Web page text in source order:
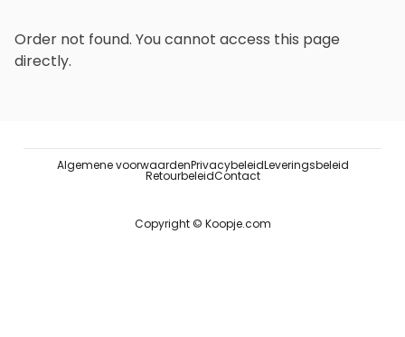
Order not found. You cannot access this page
directly.
Algemene voorwaardenPrivacybeleidLeveringsbeleid
RetourbeleidContact
Copyright © Koopje.com